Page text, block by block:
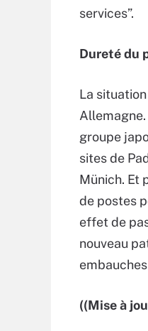
services”.
Dureté du
La
groupe
sites de
Münich. Et
de postes
effet de
nouveau
((Mise à